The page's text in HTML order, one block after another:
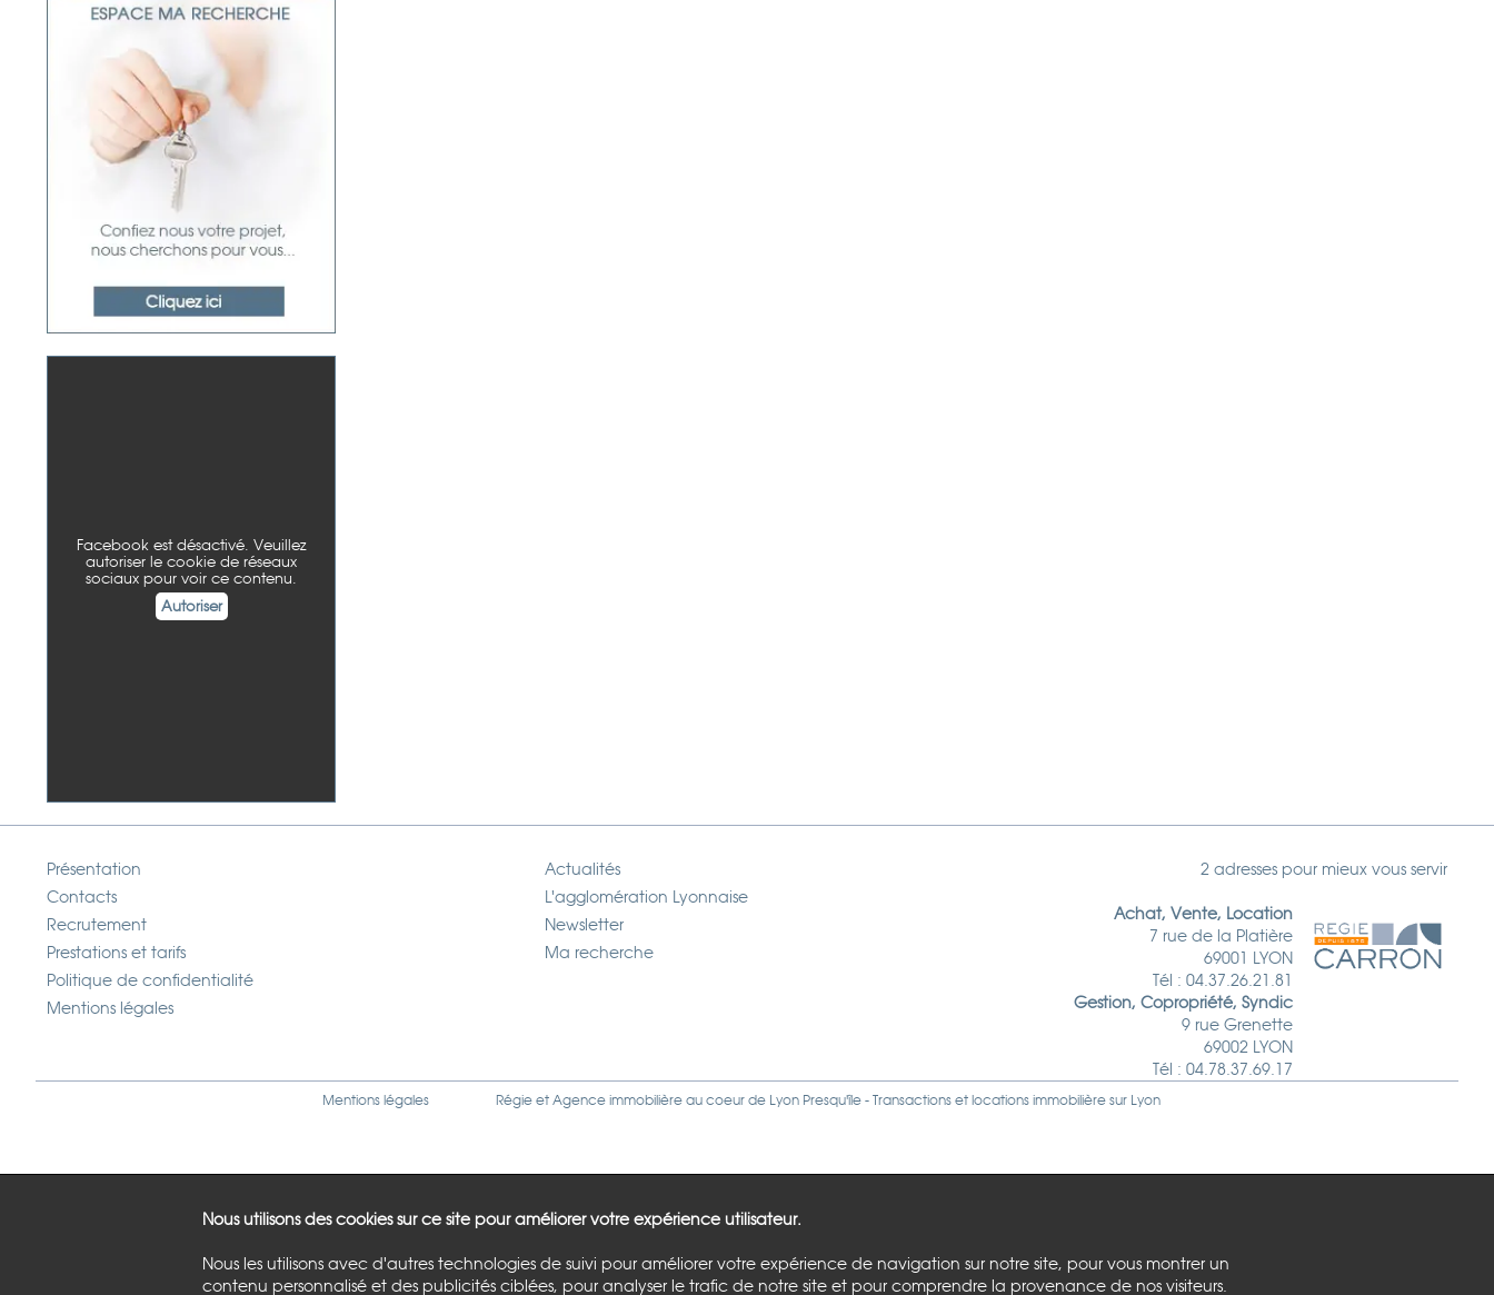
Facebook est désactivé. Veuillez
autoriser le cookie de réseaux
sociaux pour voir ce contenu.
Autoriser
Présentation
Contacts
Recrutement
Prestations et tarifs
Politique de confidentialité
Mentions légales
Actualités
L'agglomération Lyonnaise
Newsletter
Ma recherche
2 adresses pour mieux vous servir
Achat, Vente, Location
7 rue de la Platière
69001 LYON
Tél : 04.37.26.21.81
Gestion, Copropriété, Syndic
9 rue Grenette
69002 LYON
Tél : 04.78.37.69.17
Mentions légales Régie et Agence immobilière au coeur de Lyon Presqu'île - Transactions et locations immobilière sur Lyon
Nous utilisons des cookies sur ce site pour améliorer votre expérience utilisateur.
Nous les utilisons avec d'autres technologies de suivi pour améliorer votre expérience de navigation sur notre site, pour vous montrer un
contenu personnalisé et des publicités ciblées, pour analyser le trafic de notre site et pour comprendre la provenance de nos visiteurs.